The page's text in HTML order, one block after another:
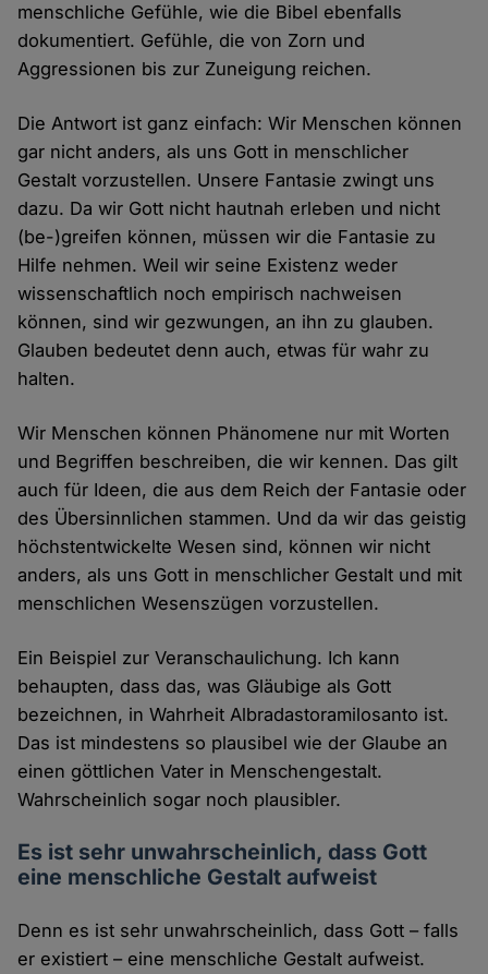
menschliche Gefühle, wie die Bibel ebenfalls
dokumentiert. Gefühle, die von Zorn und
Aggressionen bis zur Zuneigung reichen.
Die Antwort ist ganz einfach: Wir Menschen können
gar nicht anders, als uns Gott in menschlicher
Gestalt vorzustellen. Unsere Fantasie zwingt uns
dazu. Da wir Gott nicht hautnah erleben und nicht
(be-)greifen können, müssen wir die Fantasie zu
Hilfe nehmen. Weil wir seine Existenz weder
wissenschaftlich noch empirisch nachweisen
können, sind wir gezwungen, an ihn zu glauben.
Glauben bedeutet denn auch, etwas für wahr zu
halten.
Wir Menschen können Phänomene nur mit Worten
und Begriffen beschreiben, die wir kennen. Das gilt
auch für Ideen, die aus dem Reich der Fantasie oder
des Übersinnlichen stammen. Und da wir das geistig
höchstentwickelte Wesen sind, können wir nicht
anders, als uns Gott in menschlicher Gestalt und mit
menschlichen Wesenszügen vorzustellen.
Ein Beispiel zur Veranschaulichung. Ich kann
behaupten, dass das, was Gläubige als Gott
bezeichnen, in Wahrheit Albradastoramilosanto ist.
Das ist mindestens so plausibel wie der Glaube an
einen göttlichen Vater in Menschengestalt.
Wahrscheinlich sogar noch plausibler.
Es ist sehr unwahrscheinlich, dass Gott
eine menschliche Gestalt aufweist
Denn es ist sehr unwahrscheinlich, dass Gott – falls
er existiert – eine menschliche Gestalt aufweist.